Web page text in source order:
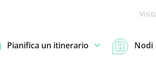
Pianifica un itinerario Nodi